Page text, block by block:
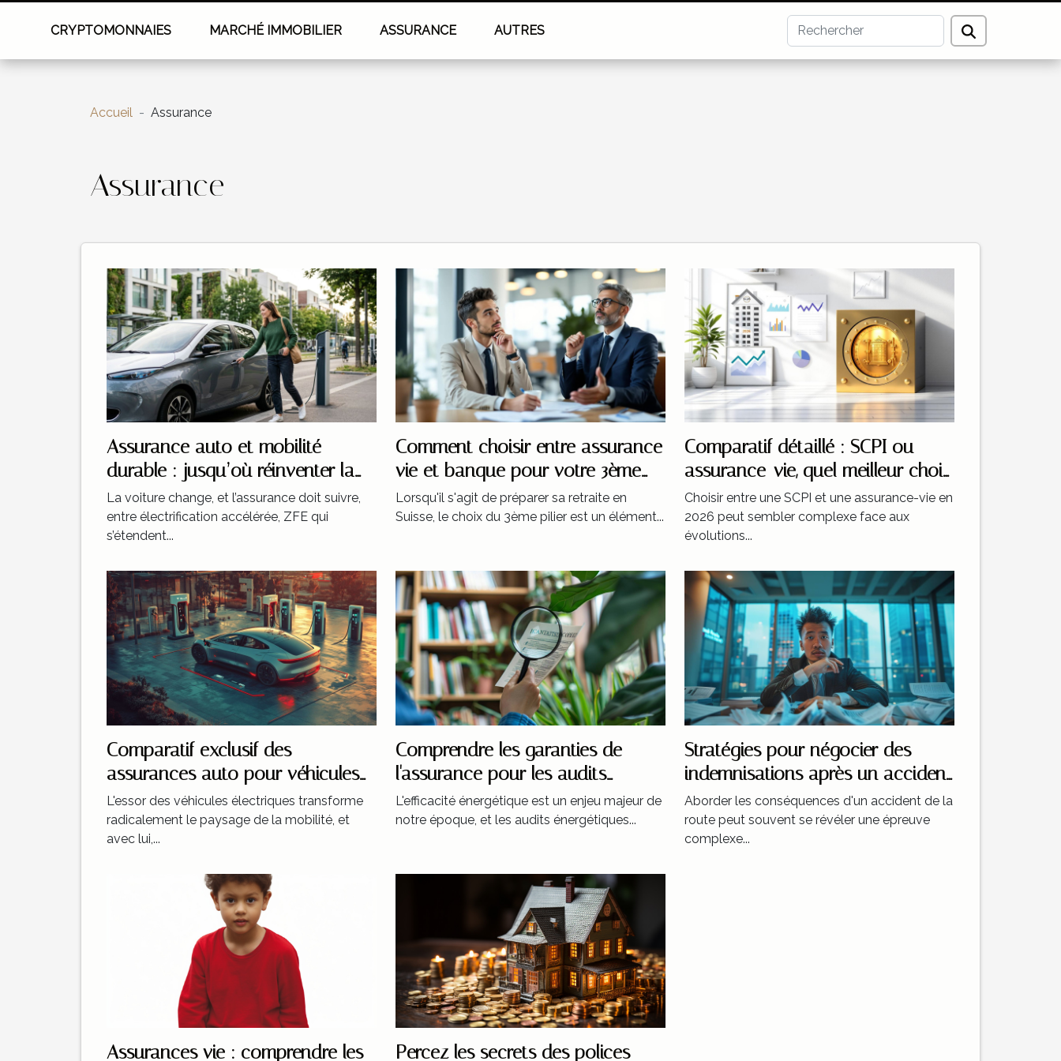
CRYPTOMONNAIES MARCHÉ IMMOBILIER ASSURANCE AUTRES
Accueil Assurance
Assurance
Assurance auto et mobilité
durable : jusqu’où réinventer la
couverture ?
La voiture change, et l’assurance doit suivre,
entre électrification accélérée, ZFE qui
s’étendent...
Comment choisir entre assurance
vie et banque pour votre 3ème
pilier ?
Lorsqu'il s'agit de préparer sa retraite en
Suisse, le choix du 3ème pilier est un élément...
Comparatif détaillé : SCPI ou
assurance-vie, quel meilleur choix
en 2026 ?
Choisir entre une SCPI et une assurance-vie en
2026 peut sembler complexe face aux
évolutions...
Comparatif exclusif des
assurances auto pour véhicules
électriques en 2023
L'essor des véhicules électriques transforme
radicalement le paysage de la mobilité, et
avec lui,...
Comprendre les garanties de
l'assurance pour les audits
énergétiques
L'efficacité énergétique est un enjeu majeur de
notre époque, et les audits énergétiques...
Stratégies pour négocier des
indemnisations après un accident
de la route
Aborder les conséquences d'un accident de la
route peut souvent se révéler une épreuve
complexe...
Assurances vie : comprendre les Percez les secrets des polices